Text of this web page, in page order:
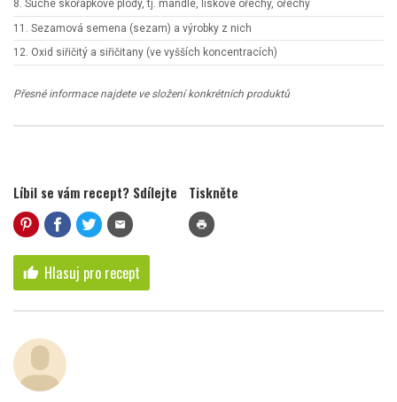
8. Suché skořápkové plody, tj. mandle, lískové ořechy, ořechy
11. Sezamová semena (sezam) a výrobky z nich
12. Oxid siřičitý a siřičitany (ve vyšších koncentracích)
Přesné informace najdete ve složení konkrétních produktů
Líbil se vám recept? Sdílejte
mail
Tiskněte
print
thumb_up Hlasuj pro recept